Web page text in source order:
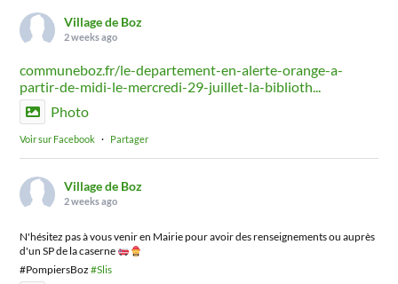
Village de Boz
2 weeks ago
communeboz.fr/le-departement-en-alerte-orange-a-
partir-de-midi-le-mercredi-29-juillet-la-biblioth...
Photo
Voir sur Facebook · Partager
Village de Boz
2 weeks ago
N'hésitez pas à vous venir en Mairie pour avoir des renseignements ou auprès
d'un SP de la caserne
#PompiersBoz#Slis